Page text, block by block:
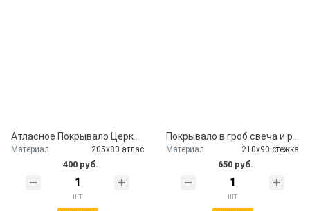
Материал 205х80 атлас
400 руб.
шт
Материал 210х90 стежка
650 руб.
шт